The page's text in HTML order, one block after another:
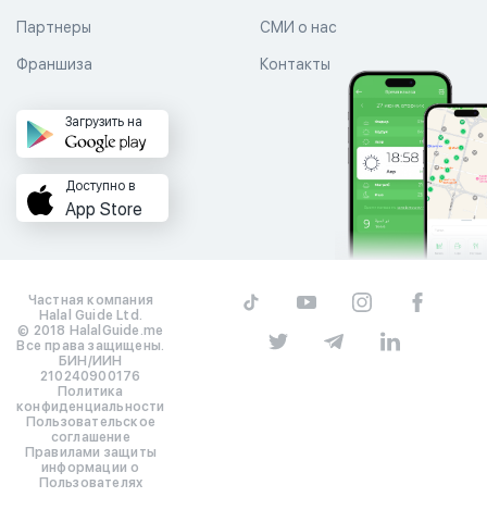
СМИ о нас
Контакты
Партнеры
Франшиза
Загрузить на
Доступно в
App Store
Частная компания
Halal Guide Ltd.
© 2018 HalalGuide.me
Все права защищены.
БИН/ИИН
210240900176
Политика
конфиденциальности
Пользовательское
соглашение
Правилами защиты
информации о
Пользователях